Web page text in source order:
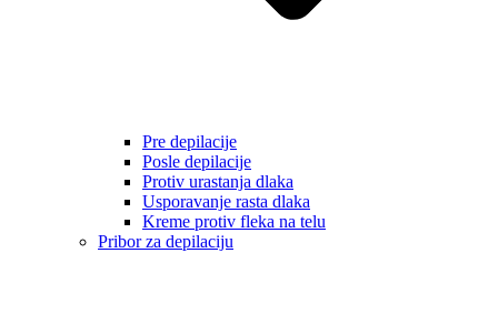
Pre depilacije
Posle depilacije
Protiv urastanja dlaka
Usporavanje rasta dlaka
Kreme protiv fleka na telu
Pribor za depilaciju